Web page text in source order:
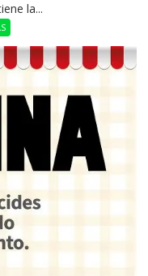
la...